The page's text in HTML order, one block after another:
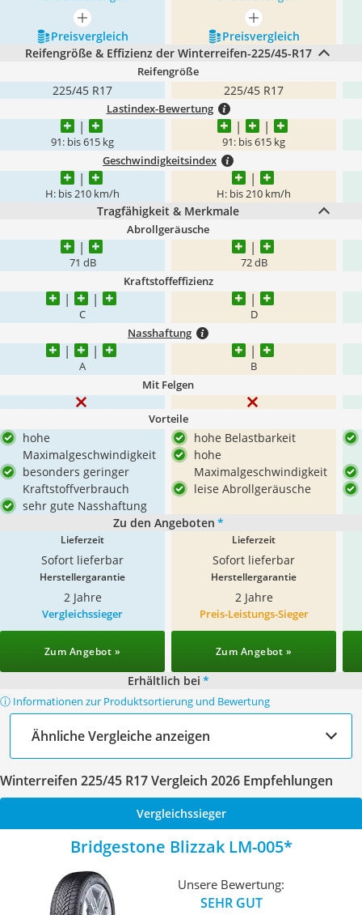
mehr anzeigen
mehr anzeigen
Preis­vergleich
Preis­vergleich
Reifengröße & Effizienz der Winterreifen-225/45-R17
Reifengröße
225/45 R17 225/45 R17
Lastindex-Bewertung
91: bis 615 kg 91: bis 615 kg
Geschwindigkeitsindex
H: bis 210 km/h H: bis 210 km/h
Tragfähigkeit & Merkmale
Abrollgeräusche
71 dB 72 dB
Kraftstoffeffizienz
C D
Nasshaftung
A B
Mit Felgen
Vorteile
hohe
Maximalgeschwindigkeit
besonders geringer
Kraftstoffverbrauch
sehr gute Nasshaftung
hohe Belastbarkeit
hohe
Maximalgeschwindigkeit
leise Abrollgeräusche
Zu den Angeboten *
Lieferzeit
Sofort lieferbar
Lieferzeit
Sofort lieferbar
Herstellergarantie
2 Jahre
Herstellergarantie
2 Jahre
Vergleichssieger
Zum Angebot »
Preis-Leistungs-Sieger
Zum Angebot »
Erhältlich bei *
ⓘ Informationen zur Produktsortierung und Bewertung
Ähnliche Vergleiche anzeigen
Winterreifen 225/45 R17 Vergleich 2026 Empfehlungen
Vergleichssieger
Bridgestone Blizzak LM-005
Unsere Bewertung:
SEHR GUT